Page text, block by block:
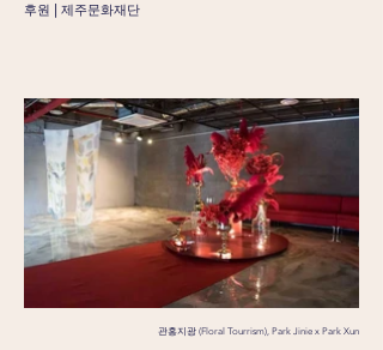
후원 | 제주문화재단
관홍지광 (Floral Tourrism), Park Jinie x Park Xun